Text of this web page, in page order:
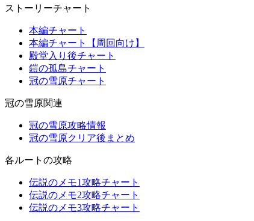
ストーリーチャート
本編チャート
本編チャート【周回向け】
殿堂入り後チャート
鎧の孤島チャート
冠の雪原チャート
冠の雪原関連
冠の雪原攻略情報
冠の雪原クリア後まとめ
各ルートの攻略
伝説のメモ1攻略チャート
伝説のメモ2攻略チャート
伝説のメモ3攻略チャート